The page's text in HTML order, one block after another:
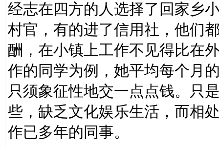
经志在四方的人选择了回家乡
村官，有的进了信用社，他们
酬，在小镇上工作不见得比在
作的同学为例，她平均每个月
只须象征性地交一点点钱。只
些，缺乏文化娱乐生活，而相
作已多年的同事。